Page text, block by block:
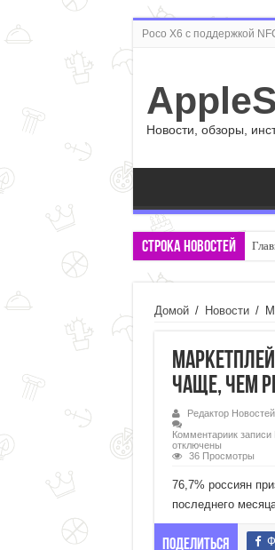
Poco X6 с поддержкой
Новости, обзоры,
Строка новостей
Домой / Новости /
чаще, чем
Редактор Новостей
Комментариик
отключены
36 Просмотры
76,7% россиян
последнего
Поделиться